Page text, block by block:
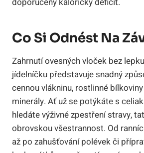
Co Si Odnést Na
Zahrnutí ovesných vloček bez
jídelníčku představuje snadný
cennou vlákninu, rostlinné
minerály. Ať už se potýkáte s
hledáte výživné zpestření stravy,
obrovskou všestrannost. Od
až po zahušťování polévek či